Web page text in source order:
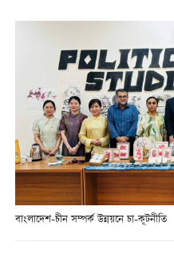
বাংলাদেশ-চীন সম্পর্ক উন্নয়নে চা-কূটনীতি